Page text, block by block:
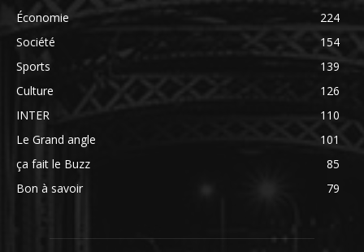
Économie
224
Société
154
Sports
139
Culture
126
INTER
110
Le Grand angle
101
ça fait le Buzz
85
Bon à savoir
79